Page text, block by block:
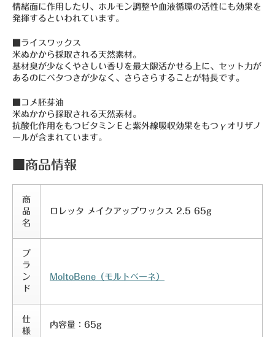
情緒面に作用したり、ホルモン調整や血液循環の活性にも効果を
発揮するといわれています。
■ライスワックス
米ぬかから採取される天然素材。
基材臭が少なくやさしい香りを最大限活かせる上に、セット力が
あるのにベタつきが少なく、さらさらすることが特長です。
■コメ胚芽油
米ぬかから採取される天然素材。
抗酸化作用をもつビタミンＥと紫外線吸収効果をもつγオリザノ
ールが含まれています。
■商品情報
商
品
名
ロレッタ メイクアップワックス 2.5 65g
ブ
ラ
ン
ド
MoltoBene（モルトベーネ）
仕
様
内容量：65g